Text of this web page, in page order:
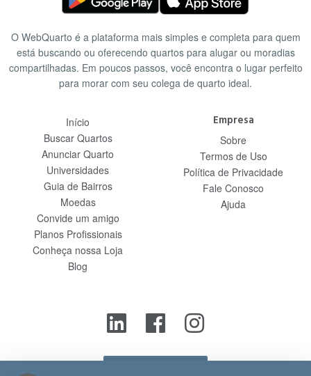
O WebQuarto é a plataforma mais simples e completa para quem
está buscando ou oferecendo quartos para alugar ou moradias
compartilhadas. Em poucos passos, você encontra o lugar perfeito
para morar com seu colega de quarto ideal.
Início
Buscar Quartos
Anunciar Quarto
Universidades
Guia de Bairros
Moedas
Convide um amigo
Planos Profissionais
Conheça nossa Loja
Blog
Empresa
Sobre
Termos de Uso
Política de Privacidade
Fale Conosco
Ajuda